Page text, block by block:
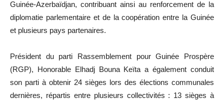
Guinée-Azerbaïdjan, contribuant ainsi au renforcement de la
diplomatie parlementaire et de la coopération entre la Guinée
et plusieurs pays partenaires.
Président du parti Rassemblement pour Guinée Prospère
(RGP), Honorable Elhadj Bouna Keïta a également conduit
son parti à obtenir 24 sièges lors des élections communales
dernières, répartis entre plusieurs collectivités : 13 sièges à